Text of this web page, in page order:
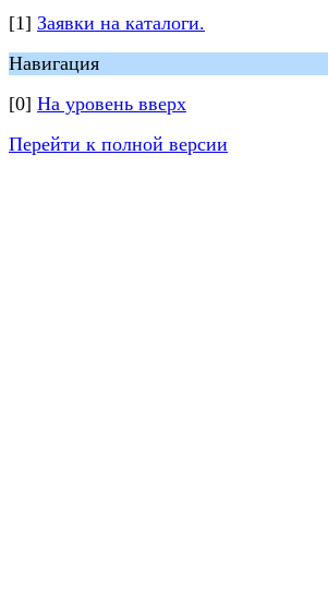
[1] Заявки на каталоги.
Навигация
[0] На уровень вверх
Перейти к полной версии